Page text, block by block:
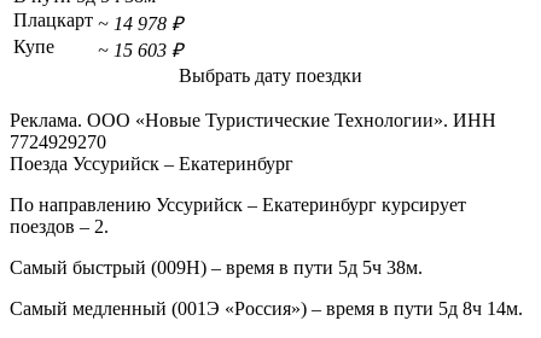
Плацкарт ~ 14 978 ₽
Купе
~ 15 603 ₽
Выбрать дату поездки
Реклама. ООО «Новые Туристические Технологии». ИНН
7724929270
Поезда Уссурийск – Екатеринбург
По направлению Уссурийск – Екатеринбург курсирует
поездов – 2.
Самый быстрый (009Н) – время в пути 5д 5ч 38м.
Самый медленный (001Э «Россия») – время в пути 5д 8ч 14м.